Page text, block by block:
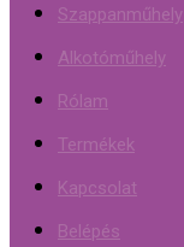
Szappanműhely
Alkotóműhely
Rólam
Termékek
Kapcsolat
Belépés